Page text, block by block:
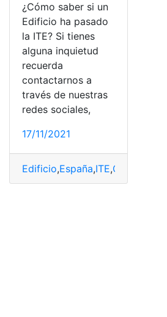
¿Cómo saber si un
Edificio ha pasado
la ITE? Si tienes
alguna inquietud
recuerda
contactarnos a
través de nuestras
redes sociales,
17/11/2021
Edificio,España,ITE,Obligaciones